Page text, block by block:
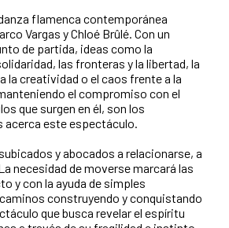
flamenca contemporánea
Vargas y Chloé Brûlé. Con un
de partida, ideas como la
las fronteras y la libertad, la
la creatividad o el caos frente a la
el compromiso con el
que surgen en él, son los
acerca este espectáculo.
y abocados a relacionarse, a
necesidad de moverse marcará las
y con la ayuda de simples
construyendo y conquistando
que busca revelar el espíritu